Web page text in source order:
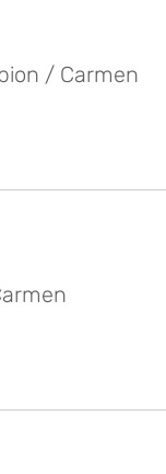
/ Carmen